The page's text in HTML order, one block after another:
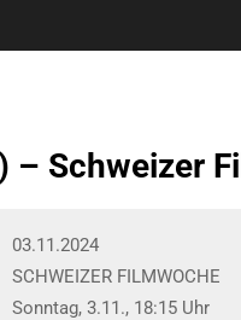
– Schweizer
03.11.2024
SCHWEIZER FILMWOCHE
Sonntag, 3.11., 18:15 Uhr